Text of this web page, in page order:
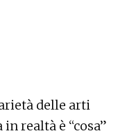
delle arti
realtà è “cosa”